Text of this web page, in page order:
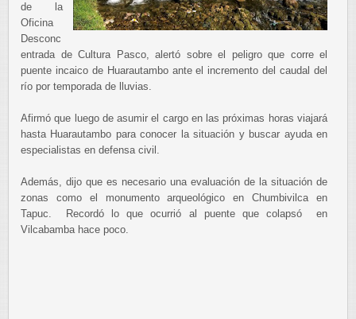
de la
Oficina
Desconc
entrada de Cultura Pasco, alertó sobre el peligro que corre el
puente incaico de Huarautambo ante el incremento del caudal del
río por temporada de lluvias.
Afirmó que luego de asumir el cargo en las próximas horas viajará
hasta Huarautambo para conocer la situación y buscar ayuda en
especialistas en defensa civil.
Además, dijo que es necesario una evaluación de la situación de
zonas como el monumento arqueológico en Chumbivilca en
Tapuc. Recordó lo que ocurrió al puente que colapsó en
Vilcabamba hace poco.